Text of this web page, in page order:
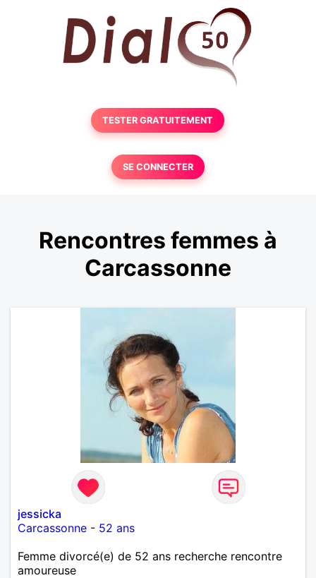
TESTER GRATUITEMENT
SE CONNECTER
Rencontres femmes à
Carcassonne
jessicka
Carcassonne - 52 ans
Femme divorcé(e) de 52 ans recherche rencontre
amoureuse